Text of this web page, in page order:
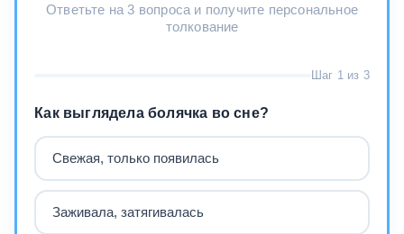
Ответьте на 3 вопроса и получите персональное
толкование
Шаг 1 из 3
Как выглядела болячка во сне?
Свежая, только появилась
Заживала, затягивалась